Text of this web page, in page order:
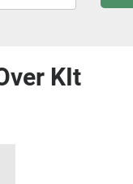
KIt